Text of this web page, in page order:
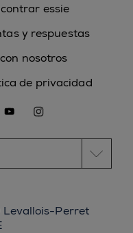
essie
y respuestas
nosotros
de privacidad
youtubeinstagram
Levallois-Perret